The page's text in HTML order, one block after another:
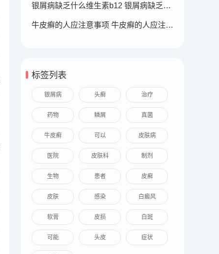
银屑病缺乏什么维生素b12 银屑病缺乏什么维生素b12可以补充
牛皮癣的人应注意事项 牛皮癣的人应注意事项
标签列表
银屑病 头癣 治疗
药物 鳞屑 真菌
牛皮癣 可以 皮肤病
医院 皮肤科 制剂
生物 患者 皮癣
皮肤 感染 白癜风
软膏 皮损 白斑
可能 头皮 症状